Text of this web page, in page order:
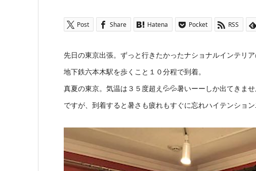
Post Share Hatena Pocket RSS
先日の東京出張。ずっと行きたかったナショナルインテリ
地下鉄六本木駅を歩くこと１０分程で到着。
真夏の東京。気温は３５度超え💦💦暑いーーしか出てきませ
ですが、到着すると暑さも疲れもすぐに忘れハイテンション